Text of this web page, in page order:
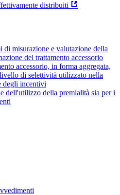
distribuiti
misurazione e valutazione della
del trattamento accessorio
accessorio, in forma aggregata,
di selettività utilizzato nella
degli incentivi
dell'utilizzo della premialità sia per i